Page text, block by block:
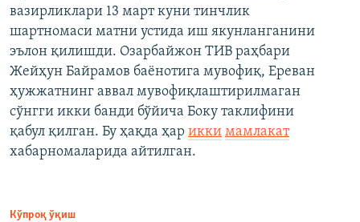
вазирликлари 13 март куни тинчлик
шартномаси матни устида иш якунланганини
эълон қилишди. Озарбайжон ТИВ раҳбари
Жейҳун Байрамов баёнотига мувофиқ, Ереван
ҳужжатнинг аввал мувофиқлаштирилмаган
сўнгги икки банди бўйича Боку таклифини
қабул қилган. Бу ҳақда ҳар икки мамлакат
хабарномаларида айтилган.
Кўпроқ ўқиш